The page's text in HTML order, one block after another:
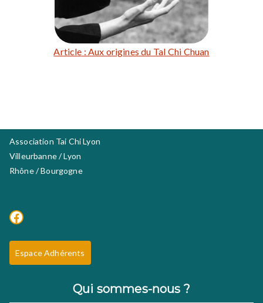
Article : Aux origines du TaI Chi Chuan
Association Tai Chi Lyon
Villeurbanne / Lyon
Rhône / Bourgogne
Facebook
Espace Adhérents
Qui sommes-nous ?